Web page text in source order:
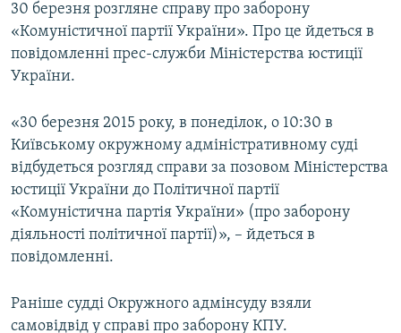
УКР
КТАТ
Усі сайти RFE/RL
30 березня розгляне справу про заборону
«Комуністичної партії України». Про це йдеться в
повідомленні прес-служби Міністерства юстиції
України.
«30 березня 2015 року, в понеділок, о 10:30 в
Київському окружному адміністративному суді
відбудеться розгляд справи за позовом Міністерства
юстиції України до Політичної партії
«Комуністична партія України» (про заборону
діяльності політичної партії)», – йдеться в
повідомленні.
Раніше судді Окружного адмінсуду взяли
самовідвід у справі про заборону КПУ.